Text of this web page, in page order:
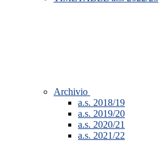
Archivio
a.s. 2018/19
a.s. 2019/20
a.s. 2020/21
a.s. 2021/22